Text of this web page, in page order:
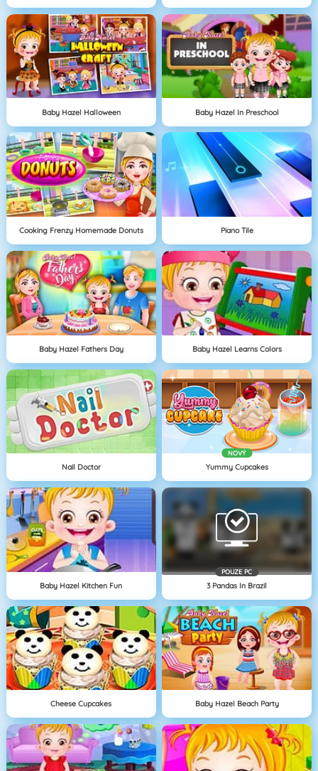
Baby Hazel Halloween Baby Hazel In Preschool
Cooking Frenzy Homemade Donuts Piano Tile
Baby Hazel Fathers Day Baby Hazel Learns Colors
Nail Doctor
NOVÝ
Yummy Cupcakes
Baby Hazel Kitchen Fun
POUZE PC
3 Pandas In Brazil
Cheese Cupcakes Baby Hazel Beach Party